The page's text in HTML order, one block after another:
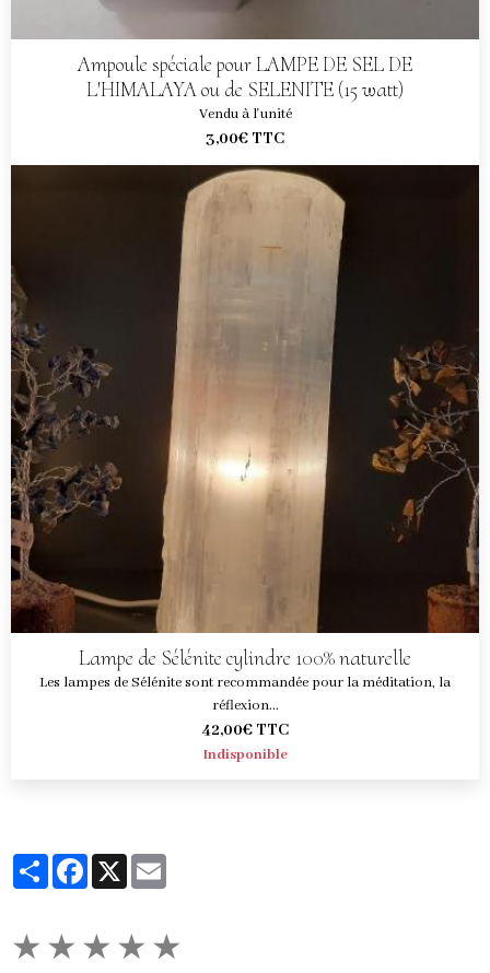
Ampoule spéciale pour LAMPE DE SEL DE
L'HIMALAYA ou de SELENITE (15 watt)
Vendu à l'unité
3,00€ TTC
Lampe de Sélénite cylindre 100% naturelle
Les lampes de Sélénite sont recommandée pour la méditation, la
réflexion...
42,00€ TTC
Indisponible
PartagerFacebook
X
★ ★ ★ ★ ★